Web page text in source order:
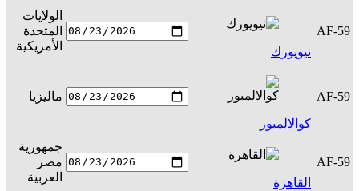
AF-59
نيويورك
الولايات
المتحدة
الأمريكية
AF-59
كوالالمبور
ماليزيا
AF-59
القاهرة
جمهورية
مصر
العربية